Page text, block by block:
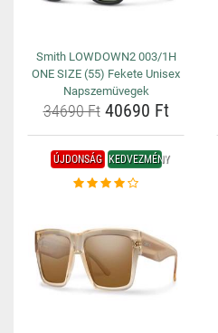
Smith LOWDOWN2 003/1H
ONE SIZE (55) Fekete Unisex
Napszemüvegek
34690 Ft40690 Ft
ÚJDONSÁG KEDVEZMÉNY